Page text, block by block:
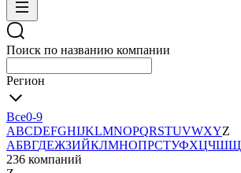
Поиск по названию компании
Регион
Все0-9
ABCDEFGHIJKLMNOPQRSTUVWXYZ
АБВГДЕЖЗИЙКЛМНОПРСТУФХЦЧШЩ
236 компаний